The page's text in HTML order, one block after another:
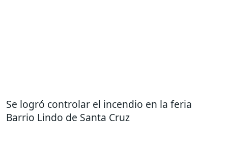
Se logró controlar el incendio en la feria
Barrio Lindo de Santa Cruz